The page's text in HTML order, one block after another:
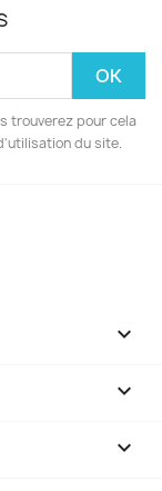
trouverez pour cela
du site.


